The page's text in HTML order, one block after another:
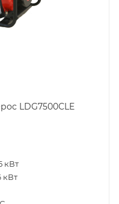
LDG7500СLE
кВт
кВт